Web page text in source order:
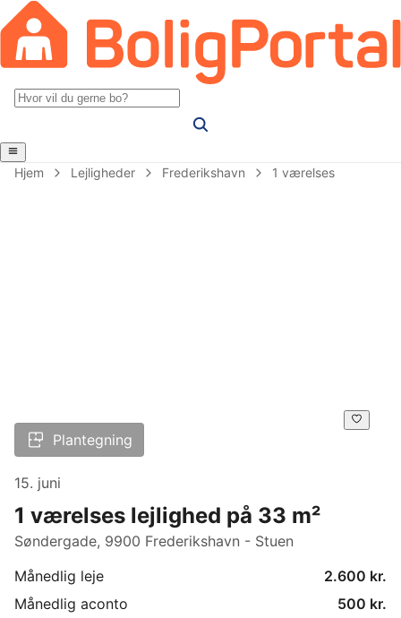
Hjem Lejligheder Frederikshavn 1 værelses
Plantegning
15. juni
1 værelses lejlighed på 33 m²
Søndergade, 9900 Frederikshavn - Stuen
Månedlig leje
2.600 kr.
Månedlig aconto
500 kr.